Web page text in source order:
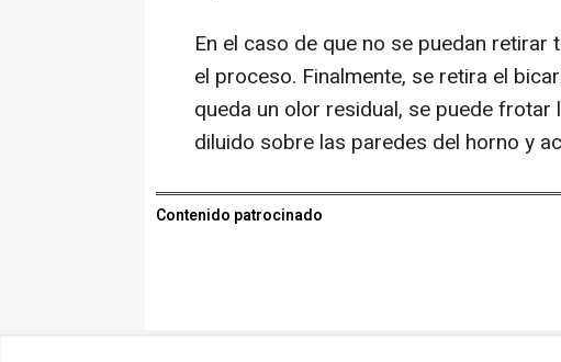
En el caso de que no se puedan
el proceso. Finalmente, se retira el
queda un olor residual, se puede
diluido sobre las paredes del horno y
Contenido patrocinado